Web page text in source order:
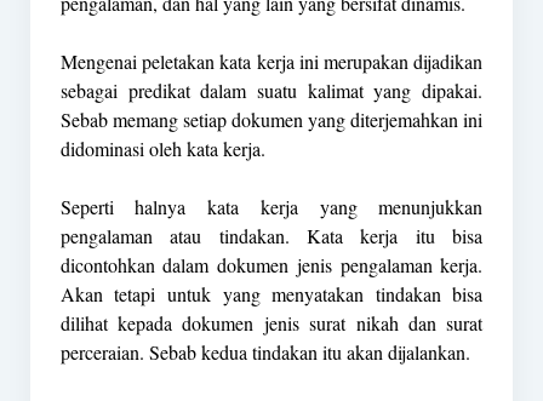
Mengenai peletakan kata kerja ini merupakan dijadikan
sebagai predikat dalam suatu kalimat yang dipakai.
Sebab memang setiap dokumen yang diterjemahkan ini
didominasi oleh kata kerja.
Seperti halnya kata kerja yang menunjukkan
pengalaman atau tindakan. Kata kerja itu bisa
dicontohkan dalam dokumen jenis pengalaman kerja.
Akan tetapi untuk yang menyatakan tindakan bisa
dilihat kepada dokumen jenis surat nikah dan surat
perceraian. Sebab kedua tindakan itu akan dijalankan.